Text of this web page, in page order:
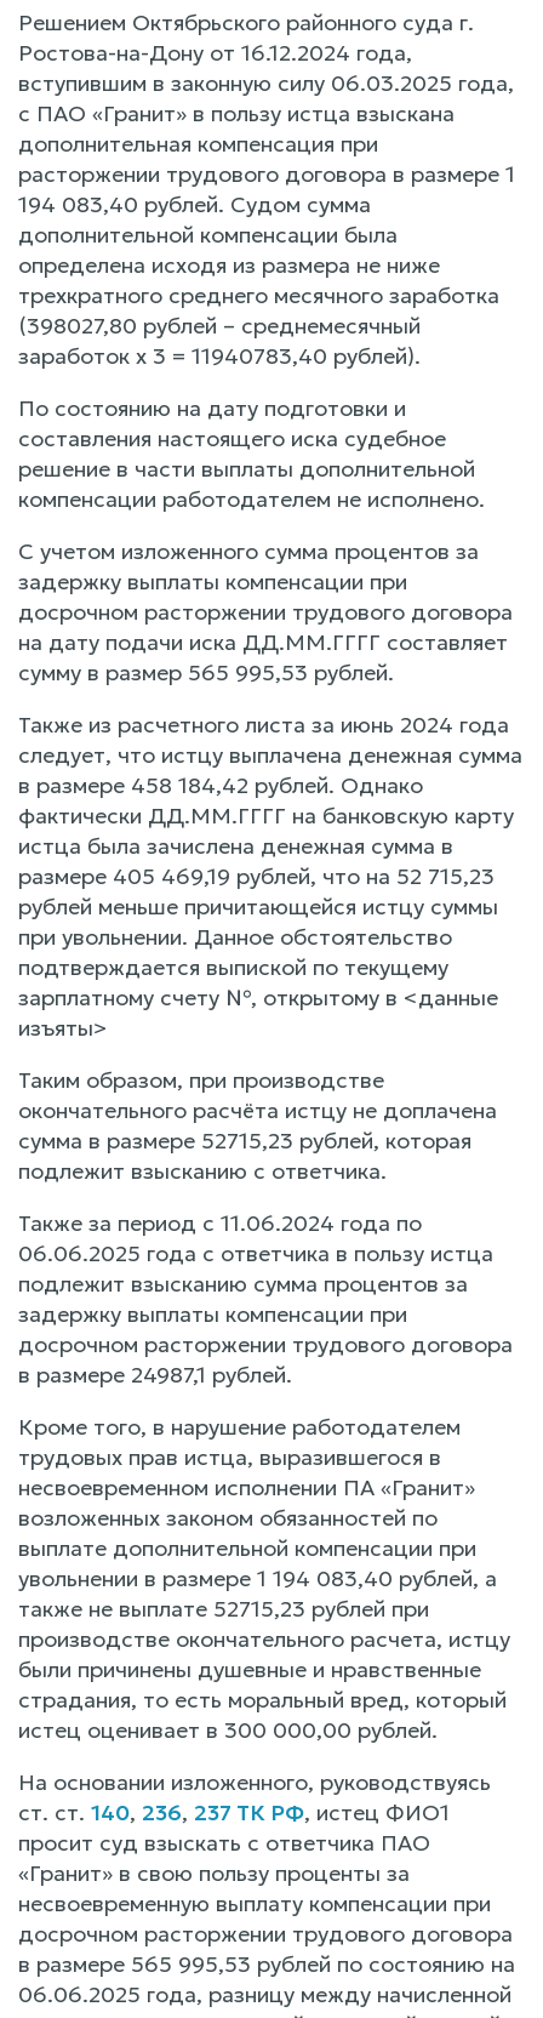
Решением Октябрьского районного суда г.
Ростова-на-Дону от 16.12.2024 года,
вступившим в законную силу 06.03.2025 года,
с ПАО «Гранит» в пользу истца взыскана
дополнительная компенсация при
расторжении трудового договора в размере 1
194 083,40 рублей. Судом сумма
дополнительной компенсации была
определена исходя из размера не ниже
трехкратного среднего месячного заработка
(398027,80 рублей – среднемесячный
заработок х 3 = 11940783,40 рублей).
По состоянию на дату подготовки и
составления настоящего иска судебное
решение в части выплаты дополнительной
компенсации работодателем не исполнено.
С учетом изложенного сумма процентов за
задержку выплаты компенсации при
досрочном расторжении трудового договора
на дату подачи иска ДД.ММ.ГГГГ составляет
сумму в размер 565 995,53 рублей.
Также из расчетного листа за июнь 2024 года
следует, что истцу выплачена денежная сумма
в размере 458 184,42 рублей. Однако
фактически ДД.ММ.ГГГГ на банковскую карту
истца была зачислена денежная сумма в
размере 405 469,19 рублей, что на 52 715,23
рублей меньше причитающейся истцу суммы
при увольнении. Данное обстоятельство
подтверждается выпиской по текущему
зарплатному счету №, открытому в <данные
изъяты>
Таким образом, при производстве
окончательного расчёта истцу не доплачена
сумма в размере 52715,23 рублей, которая
подлежит взысканию с ответчика.
Также за период с 11.06.2024 года по
06.06.2025 года с ответчика в пользу истца
подлежит взысканию сумма процентов за
задержку выплаты компенсации при
досрочном расторжении трудового договора
в размере 24987,1 рублей.
Кроме того, в нарушение работодателем
трудовых прав истца, выразившегося в
несвоевременном исполнении ПА «Гранит»
возложенных законом обязанностей по
выплате дополнительной компенсации при
увольнении в размере 1 194 083,40 рублей, а
также не выплате 52715,23 рублей при
производстве окончательного расчета, истцу
были причинены душевные и нравственные
страдания, то есть моральный вред, который
истец оценивает в 300 000,00 рублей.
На основании изложенного, руководствуясь
ст. ст. 140, 236, 237 ТК РФ, истец ФИО1
просит суд взыскать с ответчика ПАО
«Гранит» в свою пользу проценты за
несвоевременную выплату компенсации при
досрочном расторжении трудового договора
в размере 565 995,53 рублей по состоянию на
06.06.2025 года, разницу между начисленной